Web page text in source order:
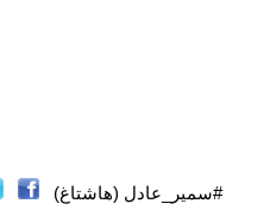
#سمير_عادل (هاشتاغ)